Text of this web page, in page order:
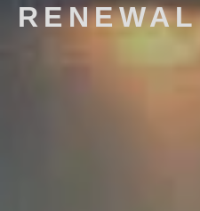
RENEWAL